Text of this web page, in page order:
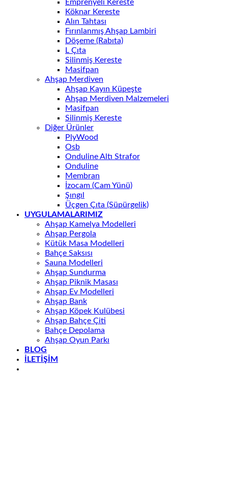
Emprenyeli Kereste
Köknar Kereste
Alın Tahtası
Fırınlanmış Ahşap Lambiri
Döşeme (Rabıta)
L Çıta
Silinmiş Kereste
Masifpan
Ahşap Merdiven
Ahşap Kayın Küpeşte
Ahşap Merdiven Malzemeleri
Masifpan
Silinmiş Kereste
Diğer Ürünler
PlyWood
Osb
Onduline Altı Strafor
Onduline
Membran
İzocam (Cam Yünü)
Şıngıl
Üçgen Çıta (Süpürgelik)
UYGULAMALARIMIZ
Ahşap Kamelya Modelleri
Ahşap Pergola
Kütük Masa Modelleri
Bahçe Saksısı
Sauna Modelleri
Ahşap Sundurma
Ahşap Piknik Masası
Ahşap Ev Modelleri
Ahşap Bank
Ahşap Köpek Kulübesi
Ahşap Bahçe Çiti
Bahçe Depolama
Ahşap Oyun Parkı
BLOG
İLETİŞİM